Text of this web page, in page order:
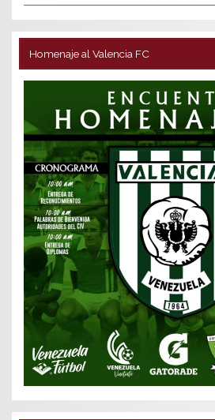
Homenaje al Valencia FC